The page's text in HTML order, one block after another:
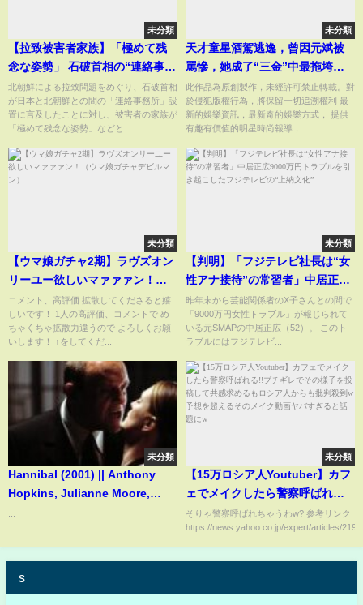
未分類
【拉致被害者家族】「極めて残
念な姿勢」 石破首相の“連絡事務
所”設置の言及に強く反対
北朝鮮による拉致問題をめぐり、石破首相
が日本と北朝鮮との間の「連絡事務所」設
置に言及したことに対し、被害者の家族が
「極めて残念な姿勢」などと...
未分類
天才童星酒駕逃逸，曾因元斌被
罵慘，她成了“三金”中最拖垮的
一位！#圈內小師姐 #金賽綸 #元
斌 #金賽綸酒駕逃逸 #金秀賢 #裴
斗娜 #馬東錫 #金裕貞 #金所炫 #
此作品為原創製作，未經許可禁止轉載。對
於侵犯版權行為，將保留一切追溯權利 最
新的娛樂資訊，最新奇的娛樂方式， 提供
有趣有價值的明星時尚報導，...
未分類
【ウマ娘ガチャ2期】ラヴズオン
リーユー欲しいマァァァン！
（ウマ娘ガチャデビルマン）
コメント、高評価 拡散してくださると嬉
しいです！ 1人の高評価、コメントで め
ちゃくちゃ拡散力違うので よろしくお願
いします！ ↑をしてくだ...
未分類
【判明】「フジテレビ社長は“女
性アナ接待”の常習者」中居正広
9000万円トラブルを引き起こし
たフジテレビの“上納文化”
昨年末から芸能関係者のX子さんとの間で
「9000万円女性トラブル」が報じられて
いる元SMAPの中居正広（52）。 このト
ラブルにはフジテレビ...
未分類
Hannibal (2001) || Anthony
Hopkins, Julianne Moore,
未分類
【15万ロシア人Youtuber】カフ
ェでメイクしたら警察呼ばれる!!
ブチギレでその様子を投稿して
共感求めるもロシア人からも批
判殺到w予想を超えるそのメイク
そりゃ警察呼ばれちゃうわw? 参考リンク
https://news.yahoo.co.jp/expert/articles/
s